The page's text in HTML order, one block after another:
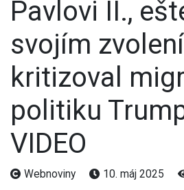
Pavlovi II.,
svojím
kritizoval
politiku
VIDEO
Webnoviny 10. máj 2025